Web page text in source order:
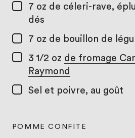
7 oz de céleri-rave,
dés
7 oz de bouillon de
3 1/2 oz de fromage
Raymond
Sel et poivre, au goût
POMME CONFITE